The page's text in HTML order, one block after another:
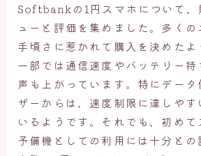
Softbankの1円スマホについて、
ューと評価を集めました。多くの
手頃さに惹かれて購入を決めたよ
一部では通信速度やバッテリー持
声も上がっています。特にデータ
ザーからは、速度制限に達しやす
いるようです。それでも、初め
予備機としての利用には十分との